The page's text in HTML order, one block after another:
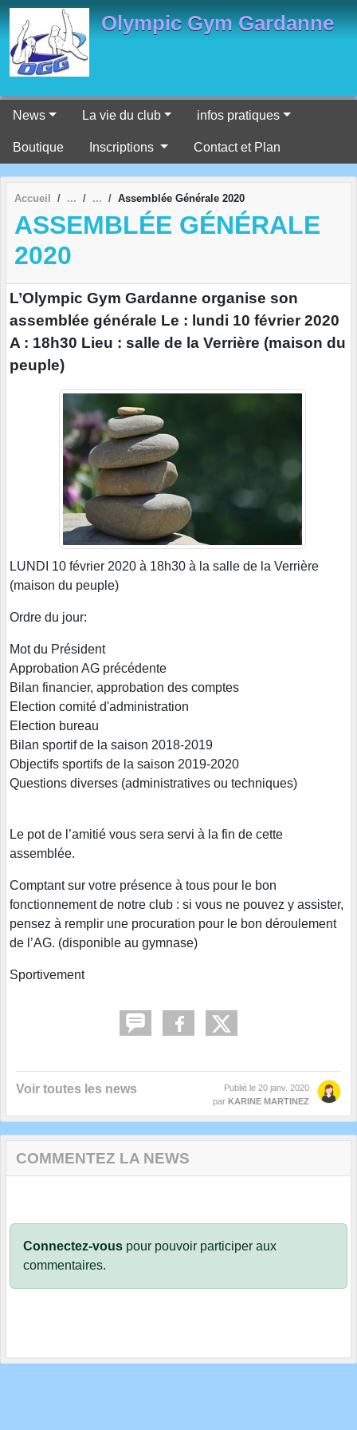
Olympic Gym Gardanne
News La vie du club infos pratiques
Boutique Inscriptions Contact et Plan
Accueil Assemblée Générale 2020
ASSEMBLÉE GÉNÉRALE
2020
L’Olympic Gym Gardanne organise son
assemblée générale Le : lundi 10 février 2020
A : 18h30 Lieu : salle de la Verrière (maison du
peuple)
LUNDI 10 février 2020 à 18h30 à la salle de la Verrière
(maison du peuple)
Ordre du jour:
Mot du Président
Approbation AG précédente
Bilan financier, approbation des comptes
Election comité d'administration
Election bureau
Bilan sportif de la saison 2018-2019
Objectifs sportifs de la saison 2019-2020
Questions diverses (administratives ou techniques)
Le pot de l’amitié vous sera servi à la fin de cette
assemblée.
Comptant sur votre présence à tous pour le bon
fonctionnement de notre club : si vous ne pouvez y assister,
pensez à remplir une procuration pour le bon déroulement
de l’AG. (disponible au gymnase)
Sportivement
Voir toutes les news Publié le 20 janv. 2020
par KARINE MARTINEZ
COMMENTEZ LA NEWS
Connectez-vous pour pouvoir participer aux
commentaires.
Panneau de gestion des cookies